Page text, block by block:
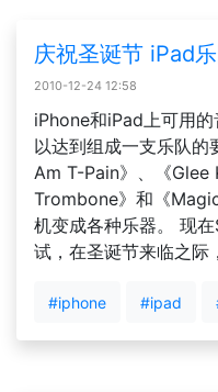
庆祝圣诞节 iPad
2010-12-24 12:58
iPhone和iPad上可用
以达到组成一支乐队的
Am T-Pain》、《Glee
Trombone》和《
机变成各种乐器。 现
试，在圣诞节来临之际
#iphone #ipad